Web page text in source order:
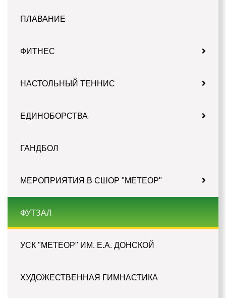
ПЛАВАНИЕ
ФИТНЕС
НАСТОЛЬНЫЙ ТЕННИС
ЕДИНОБОРСТВА
ГАНДБОЛ
МЕРОПРИЯТИЯ В СШОР "МЕТЕОР"
ФУТЗАЛ
УСК "МЕТЕОР" ИМ. Е.А. ДОНСКОЙ
ХУДОЖЕСТВЕННАЯ ГИМНАСТИКА